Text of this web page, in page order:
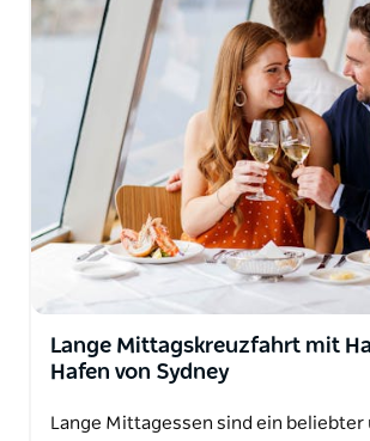
Lange Mittagskreuzfahrt mit
Hafen von Sydney
Lange Mittagessen sind ein beliebter